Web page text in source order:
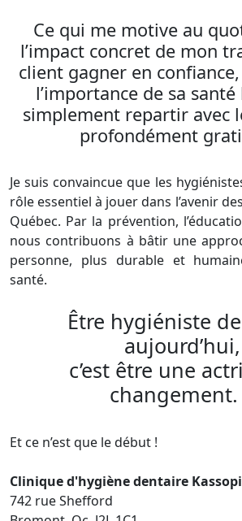
Ce qui me motive au
l’impact concret de mon
client gagner en
l’importance de sa
simplement repartir avec
profondément
Je suis convaincue que les
rôle essentiel à jouer dans l’avenir
Québec. Par la prévention,
nous contribuons à bâtir une
personne, plus durable et
santé.
Être hygiéniste
aujourd’hui,
c’est être une
Et ce n’est que le début !
Clinique d'hygiène dentaire
742 rue Shefford